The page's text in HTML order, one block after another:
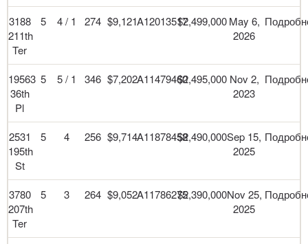
3188
211th
Ter
5 4 / 1 274 $9,121A12013517$2,499,000May 6,
2026
19563
36th
Pl
5 5 / 1 346 $7,202A11479460$2,495,000 Nov 2,
2023
2531
195th
St
5 4 256 $9,714A11878458$2,490,000Sep 15,
2025
3780
207th
Ter
5 3 264 $9,052A11786275$2,390,000Nov 25,
2025